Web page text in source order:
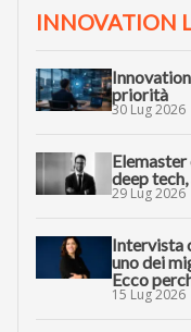
INNOVATION
Innovation
priorità
30 Lug 2026
deep
29 Lug 2026
Intervista
uno dei
Ecco
15 Lug 2026